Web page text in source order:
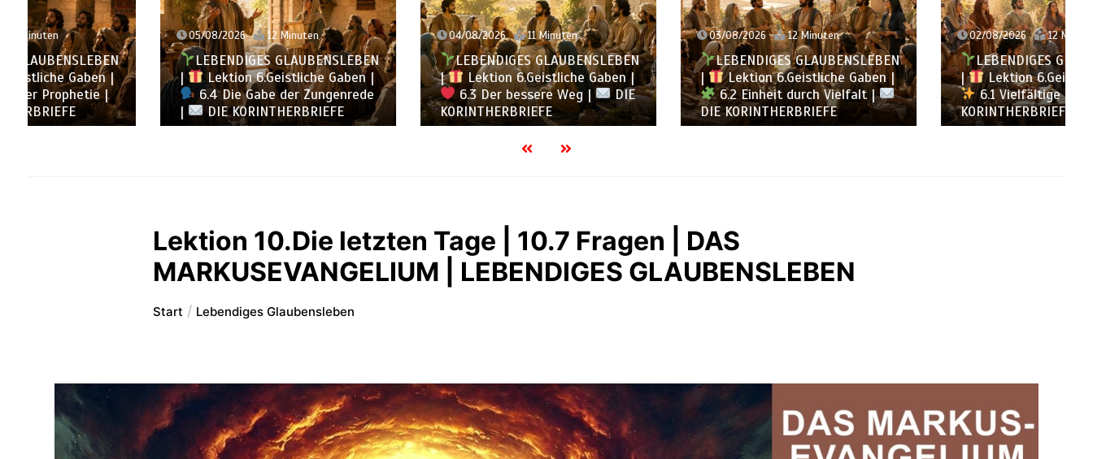
05/08/2026 12 Minuten
LEBENDIGES GLAUBENSLEBEN
|
Lektion 6.Geistliche Gaben |
6.4 Die Gabe der Zungenrede
|
DIE KORINTHERBRIEFE
04/08/2026 11 Minuten
LEBENDIGES GLAUBENSLEBEN
|
Lektion 6.Geistliche Gaben |
6.3 Der bessere Weg |
DIE
KORINTHERBRIEFE
03/08/2026 12 Minuten
LEBENDIGES GLAUBENSLEBEN
|
Lektion 6.Geistliche Gaben |
6.2 Einheit durch Vielfalt |
DIE KORINTHERBRIEFE
02/08/2026 12 Minuten
LEBENDIGES GLAUBENSLEBEN
|
Lektion 6.Geistliche Gaben |
6.1 Vielfältige Gaben |
DIE
KORINTHERBRIEFE
Lektion 10.Die letzten Tage | 10.7 Fragen | DAS
MARKUSEVANGELIUM | LEBENDIGES GLAUBENSLEBEN
Start Lebendiges Glaubensleben